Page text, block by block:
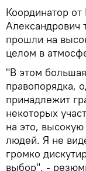
Координатор
Александрович
прошли на
целом в
"В этом
правопорядка,
принадлежит
некоторых
на это,
людей. Я не
громко
выбор", -